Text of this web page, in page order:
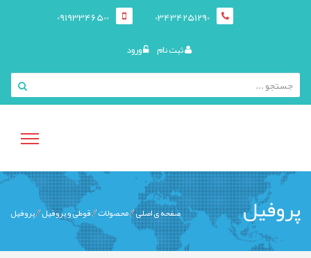
03434251290
09193346500
ثبت نام ورود
منوی
کاربری
پروفیل صفحه ی اصلی محصولات قوطی و پروفيل پروفیل